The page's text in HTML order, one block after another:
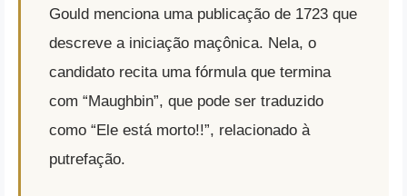
Gould menciona uma publicação de 1723 que
descreve a iniciação maçônica. Nela, o
candidato recita uma fórmula que termina
com “Maughbin”, que pode ser traduzido
como “Ele está morto!!”, relacionado à
putrefação.